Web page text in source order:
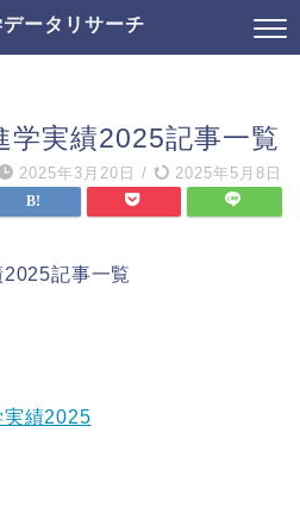
ータリサーチ
学実績2025記事一覧
2025年3月20日 / 2025年5月8日
記事一覧
実績2025